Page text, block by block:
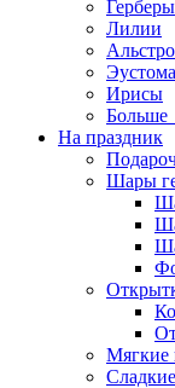
Герберы
Лилии
Ирисы
Больше
На праздник
Шары
Мягкие